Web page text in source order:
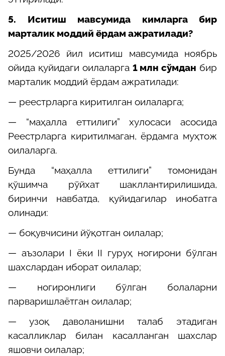
5. Иситиш мавсумида кимларга бир
марталик моддий ёрдам ажратилади?
2025/2026 йил иситиш мавсумида ноябрь
ойида қуйидаги оилаларга 1 млн сўмдан бир
марталик моддий ёрдам ажратилади:
— реестрларга киритилган оилаларга;
— “маҳалла еттилиги” хулосаси асосида
Реестрларга киритилмаган, ёрдамга муҳтож
оилаларга.
Бунда “маҳалла еттилиги” томонидан
қўшимча рўйхат шакллантирилишида,
биринчи навбатда, қуйидагилар инобатга
олинади:
— боқувчисини йўқотган оилалар;
— аъзолари I ёки II гуруҳ ногирони бўлган
шахслардан иборат оилалар;
— ногиронлиги бўлган болаларни
парваришлаётган оилалар;
— узоқ даволанишни талаб этадиган
касалликлар билан касалланган шахслар
яшовчи оилалар;